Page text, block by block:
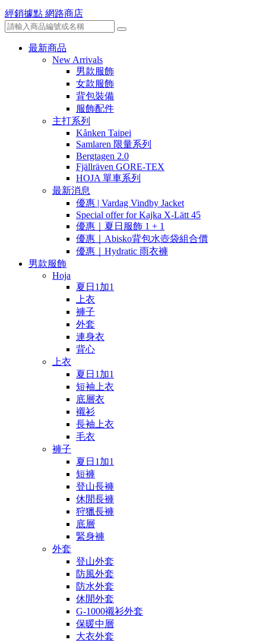
經銷據點 網路商店
最新商品
New Arrivals
男款服飾
女款服飾
背包裝備
服飾配件
主打系列
Kånken Taipei
Samlaren 限量系列
Bergtagen 2.0
Fjällräven GORE-TEX
HOJA 單車系列
最新消息
優惠 | Vardag Vindby Jacket
Special offer for Kajka X-Lätt 45
優惠｜夏日服飾 1 + 1
優惠｜Abisko背包水壺袋組合價
優惠｜Hydratic 雨衣褲
男款服飾
Hoja
夏日1加1
上衣
褲子
外套
連身衣
背心
上衣
夏日1加1
短袖上衣
底層衣
襯衫
長袖上衣
毛衣
褲子
夏日1加1
短褲
登山長褲
休閒長褲
狩獵長褲
底層
緊身褲
外套
登山外套
防風外套
防水外套
休閒外套
G-1000襯衫外套
保暖中層
大衣外套